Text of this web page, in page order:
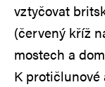
vztyčovat
(červený kříž
mostech a
K protičlunové